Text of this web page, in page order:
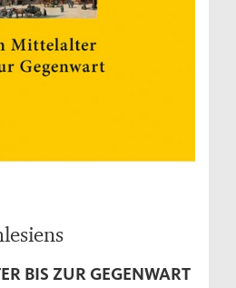
BIS ZUR GEGENWART